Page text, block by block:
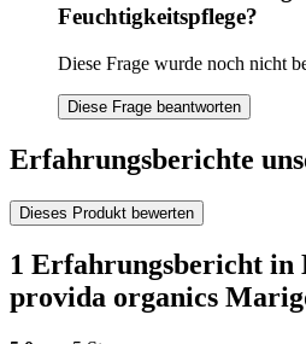
Feuchtigkeitspflege?
Diese Frage wurde noch nicht
Diese Frage beantworten
Erfahrungsberichte
Dieses Produkt bewerten
1 Erfahrungsbericht in
provida organics